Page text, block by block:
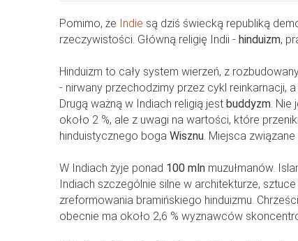
Pomimo, że Indie są dziś świecką republiką
rzeczywistości. Główną religię Indii - hinduizm,
Hinduizm to cały system wierzeń, z
- nirwany przechodzimy przez cykl reinkarnacji,
Drugą ważną w Indiach religią jest buddyzm. Nie
około 2 %, ale z uwagi na wartości, które
hinduistycznego boga Wisznu. Miejsca
W Indiach żyje ponad 100 mlnmuzułmanów.
Indiach szczególnie silne w architekturze, sztuce
zreformowania bramińskiego hinduizmu.
obecnie ma około 2,6 % wyznawców